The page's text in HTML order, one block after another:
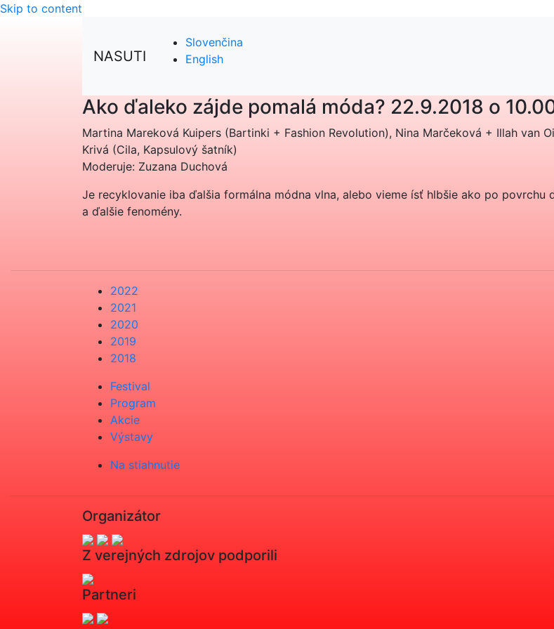
Skip to content
NASUTI
Slovenčina
English
Ako ďaleko zájde pomalá móda? 22.9.2018 o
Martina Mareková Kuipers (Bartinki + Fashion Revolution), Nina Marčeková + Illah van
Krivá (Cila, Kapsulový šatník)
Moderuje: Zuzana Duchová
Je recyklovanie iba ďalšia formálna módna vlna, alebo vieme ísť hlbšie ako po povrchu
a ďalšie fenomény.
2022
2021
2020
2019
2018
Festival
Program
Akcie
Výstavy
Na stiahnutie
Organizátor
Z verejných zdrojov podporili
Partneri